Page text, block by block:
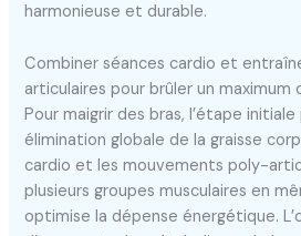
harmonieuse et durable.
Combiner séances cardio et
articulaires pour brûler un maximum
Pour maigrir des bras, l’étape
élimination globale de la graisse
cardio et les mouvements poly-
plusieurs groupes musculaires en
optimise la dépense énergétique.